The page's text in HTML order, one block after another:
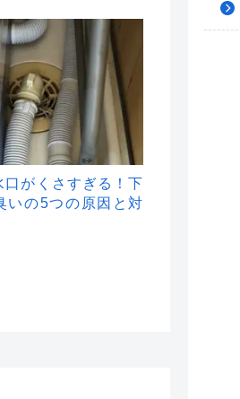
口がくさすぎる！下
いの5つの原因と対